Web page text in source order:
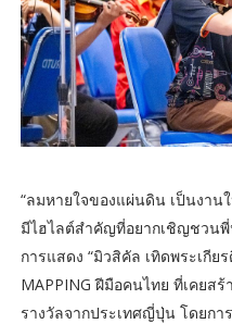
“ลมหายใจของแผ่นดิน เป็นงา
มีไฮไลต์สำคัญที่อยากเชิญชวน
การแสดง “มิวสิคัล เทิดพระเกีย
MAPPING ฝีมือคนไทย ที่เคยส
รางวัลจากประเทศญี่ปุ่น โดยกา